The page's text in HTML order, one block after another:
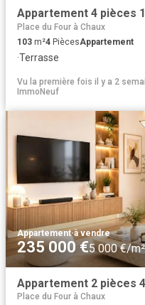
Appartement 4 pièces
Place du Four à Chaux
103 m²4 PiècesAppartement
·Terrasse
Vu la première fois il y a 2
ImmoNeuf
Appartement·à vendre
235 000 €5 000 €/m²
Appartement 2 pièces
Place du Four à Chaux